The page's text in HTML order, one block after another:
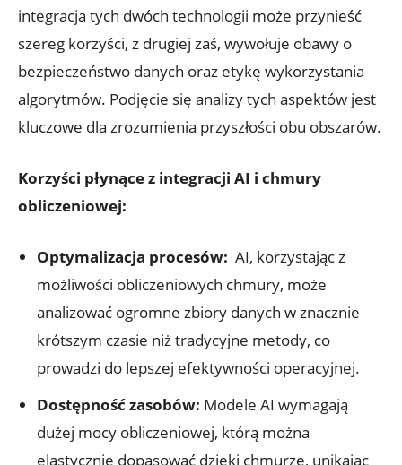
⁣integracja tych dwóch technologii może ⁢przynieść
szereg ​korzyści, z drugiej ‍zaś, wywołuje obawy o⁢
bezpieczeństwo danych oraz etykę‍ wykorzystania
algorytmów. Podjęcie⁣ się analizy tych aspektów jest
kluczowe dla zrozumienia przyszłości obu obszarów.
Korzyści płynące z integracji AI i chmury
obliczeniowej:
Optymalizacja ​procesów: ‍ AI, ‌korzystając z
możliwości obliczeniowych chmury, może ​
analizować ogromne zbiory danych w​ znacznie⁤
krótszym czasie niż tradycyjne metody, ⁤co
prowadzi do lepszej ‌efektywności operacyjnej.
Dostępność zasobów: Modele AI wymagają
dużej mocy obliczeniowej,​ którą można
elastycznie dopasować dzięki chmurze, unikając⁤